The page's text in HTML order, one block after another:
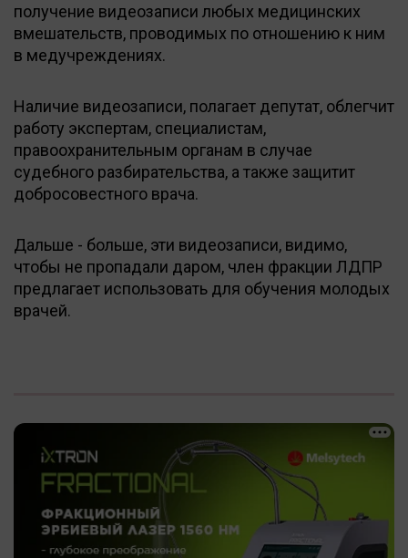
получение видеозаписи любых медицинских
вмешательств, проводимых по отношению к ним
в медучреждениях.
Наличие видеозаписи, полагает депутат, облегчит
работу экспертам, специалистам,
правоохранительным органам в случае
судебного разбирательства, а также защитит
добросовестного врача.
Дальше - больше, эти видеозаписи, видимо,
чтобы не пропадали даром, член фракции ЛДПР
предлагает использовать для обучения молодых
врачей.